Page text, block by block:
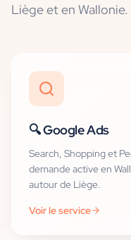
Liège et en Wallonie.
🔍Google Ads
Search, Shopping et
demande active en
autour de Liège.
Voir le service